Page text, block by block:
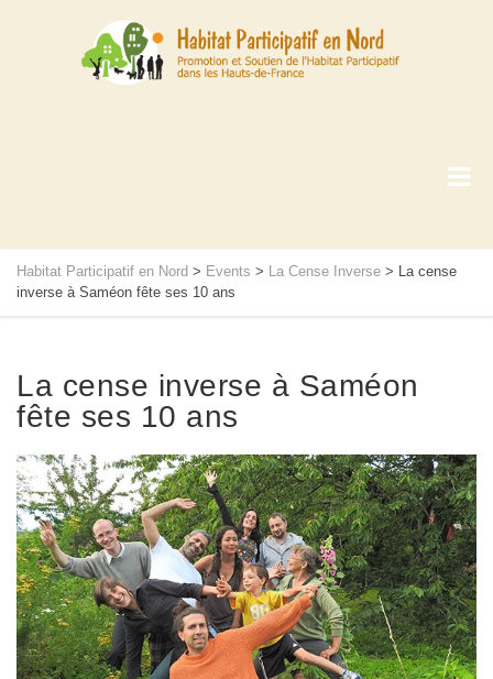
Habitat Participatif en Nord > Events > La Cense Inverse > La cense
inverse à Saméon fête ses 10 ans
La cense inverse à Saméon
fête ses 10 ans